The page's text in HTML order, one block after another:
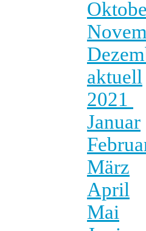
aktuell
2021
Januar
März
April
Mai